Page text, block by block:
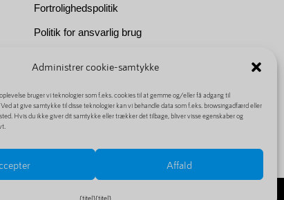
Administrer cookie-samtykke
bruger vi teknologier som f.eks. cookies til at gemme og/eller få adgang til
at give samtykke til disse teknologier kan vi behandle data som f.eks. browsingadfærd eller
Hvis du ikke giver dit samtykke eller trækker det tilbage, bliver visse egenskaber og
Affald
{titel}{titel}
Fortrolighedspolitik
Politik for ansvarlig brug